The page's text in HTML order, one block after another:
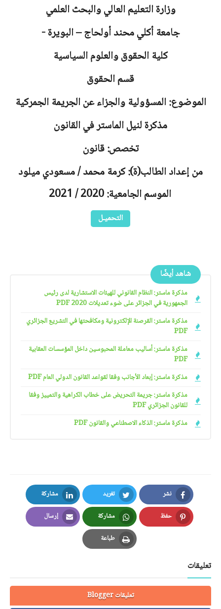
وزارة التعليم العالي والبحث العلمي
جامعةأكلي محند أولحاج – البويرة -
كلية الحقوق والعلوم السياسية
قسم الحقوق
الموضوع: المسؤولية والجزاء عن الجريمة الجمركية
مذكرة لنيل الماستر في القانون
تخصص: قانون
من إعداد الطالب(ة): كرمة محمد / مسعودي ميلود
الموسم الجامعية: 2020 / 2021
التحميـل
شاهد أيضًا
مذكرة ماستر: النظام القانوني للهيئات الاستشارية لدى رئيس
الجمهورية في الجزائر على ضوء تعديلات 2020 PDF
مذكرة ماستر: القرصنة الإلكترونية ومكافحتها في التشريع الجزائري
PDF
مذكرة ماستر: أساليب معاملة المحبوسين داخل المؤسسات العقابية
PDF
مذكرة ماستر: إبعاد الأجانب وفقا لقواعد القانون الدولي العام PDF
مذكرة ماستر: جريمة التحريض على خطاب الكراهية والتمييز وفقا
للقانون الجزائري PDF
مذكرة ماستر: الذكاء الاصطناعي والقانون PDF
نشر
Facebook
تغريد
Twitter
مشاركة
LinkedIn
حفظ
Pinterest
مشاركة
Whatsapp
إرسال
Email
طباعة
Print
تعليقات
تعليقات Blogger